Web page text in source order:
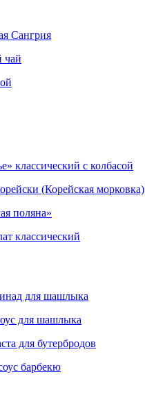
Сангрия
чай
классический с колбасой
(Корейская морковка)
поляна»
классический
для шашлыка
для шашлыка
для бутербродов
барбекю